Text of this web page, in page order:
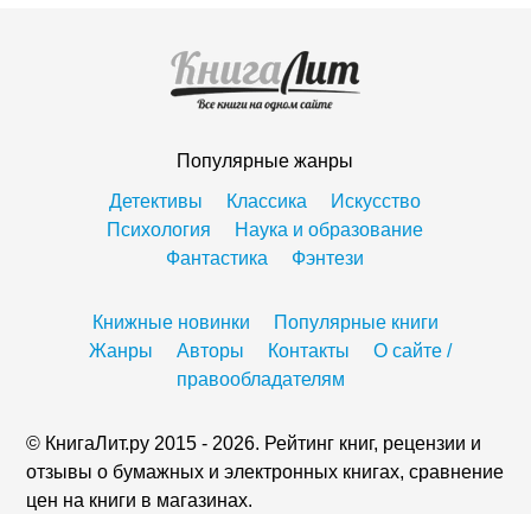
Популярные жанры
Детективы
Классика
Искусство
Психология
Наука и образование
Фантастика
Фэнтези
Книжные новинки
Популярные книги
Жанры
Авторы Контакты
О сайте /
правообладателям
© КнигаЛит.ру 2015 - 2026. Рейтинг книг, рецензии и
отзывы о бумажных и электронных книгах, сравнение
цен на книги в магазинах.